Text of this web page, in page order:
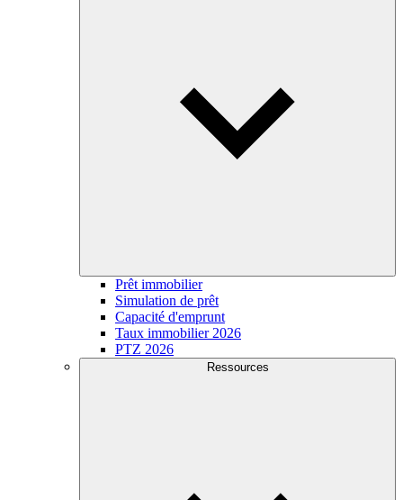
Prêt immobilier
Simulation de prêt
Capacité d'emprunt
Taux immobilier 2026
PTZ 2026
Ressources